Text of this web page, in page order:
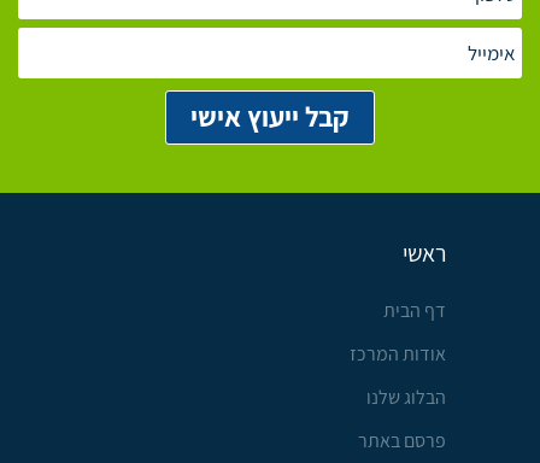
ראשי
דף הבית
אודות המרכז
הבלוג שלנו
פרסם באתר